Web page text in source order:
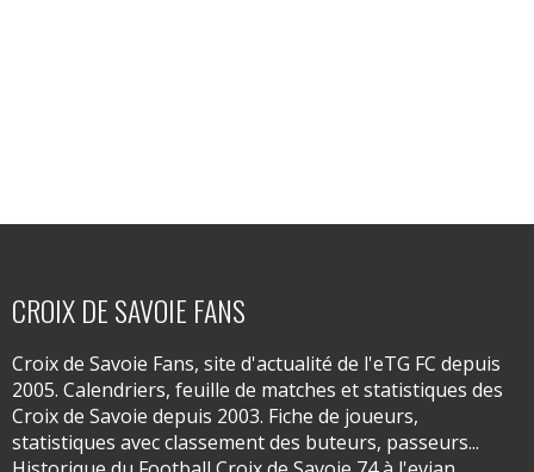
CROIX DE SAVOIE FANS
Croix de Savoie Fans, site d'actualité de l'eTG FC depuis
2005. Calendriers, feuille de matches et statistiques des
Croix de Savoie depuis 2003. Fiche de joueurs,
statistiques avec classement des buteurs, passeurs...